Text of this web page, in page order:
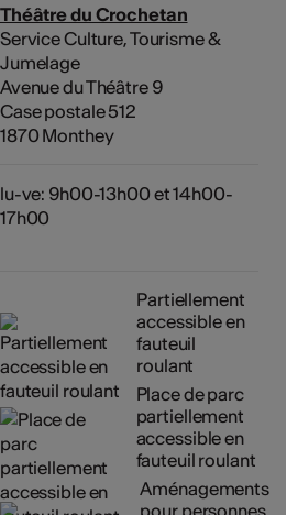
Théâtre du Crochetan
Service Culture, Tourisme &
Jumelage
Avenue du Théâtre 9
Case postale 512
1870 Monthey
lu-ve: 9h00-13h00 et 14h00-
17h00
Partiellement
accessible en
fauteuil
roulant
Place de parc
partiellement
accessible en
fauteuil roulant
Aménagements
pour personnes